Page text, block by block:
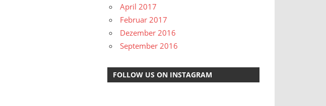
April 2017
Februar 2017
Dezember 2016
September 2016
FOLLOW US ON INSTAGRAM